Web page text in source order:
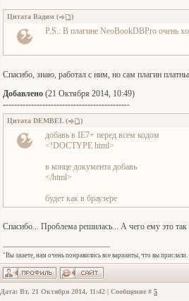
Цитата Вадим ( )
P.S.: В плагине NeoBookDBPro очень
Спасибо, знаю, работал с ним, но сам плагин
Добавлено (21 Октября 2014, 10:49)
---------------------------------------------
Цитата DEMBEL( )
добавь в IE7+ перед всем кодом
<!DOCTYPE html>
в конце документа добавь
</html>
будет как в браузере
Спасибо... Проблема решилась... А чего ему это так
"Вы знаете, нам очень понравились все варианты, что вы
Дата: Вт, 21 Октября 2014, 11:42 | Сообщение # 5